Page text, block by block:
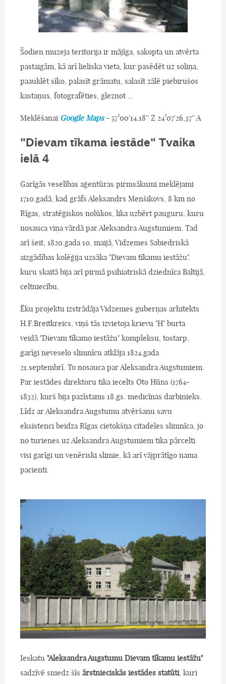
Šodien muzeja teritorija ir mājīga, sakopta un atvērta
pastaigām, kā arī lieliska vieta, kur pasēdēt uz soliņa,
paauklēt sīko, palasīt grāmatu, salasīt zālē piebirušos
kastaņus, fotografēties, gleznot ...
Meklēšanai Google Maps- 57°00'14,18'' Z 24°07'26,37'' A
"Dievam tīkama iestāde" Tvaika
ielā 4
Garīgās veselības aģentūras pirmsākumi meklējami
1710.gadā, kad grāfs Aleksandrs Menšikovs, 8 km no
Rīgas, stratēģiskos nolūkos, lika uzbērt pauguru, kuru
nosauca viņa vārdā par Aleksandra Augstumiem. Tad
arī šeit, 1820.gada 10. maijā, Vidzemes Sabiedriskā
aizgādības kolēģija uzsāka "Dievam tīkamu iestāžu",
kuru skaitā bija arī pirmā psihiatriskā dziednīca Baltijā,
celtniecību.
Ēku projektu izstrādāja Vidzemes guberņas arhitekts
H.F.Breitkreics, viņš tās izvietoja krievu "H" burta
veidā."Dievam tīkamo iestāžu" kompleksu, tostarp,
garīgi neveselo slimnīcu atklāja 1824.gada
21.septembrī. To nosauca par Aleksandra Augstumiem.
Par iestādes direktoru tika iecelts Oto Hūns (1764-
1832), kurš bija pazīstams 18.gs. medicīnas darbinieks.
Līdz ar Aleksandra Augstumu atvēršanu savu
eksistenci beidza Rīgas cietokšņa citadeles slimnīca, jo
no turienes uz Aleksandra Augstumiem tika pārcelti
visi garīgi un venēriski slimie, kā arī vājprātīgo nama
pacienti.
Ieskatu "Aleksandra Augstumu Dievam tīkamu iestāžu"
sadzīvē sniedz šīs ārstnieciskās iestādes statūti, kuri